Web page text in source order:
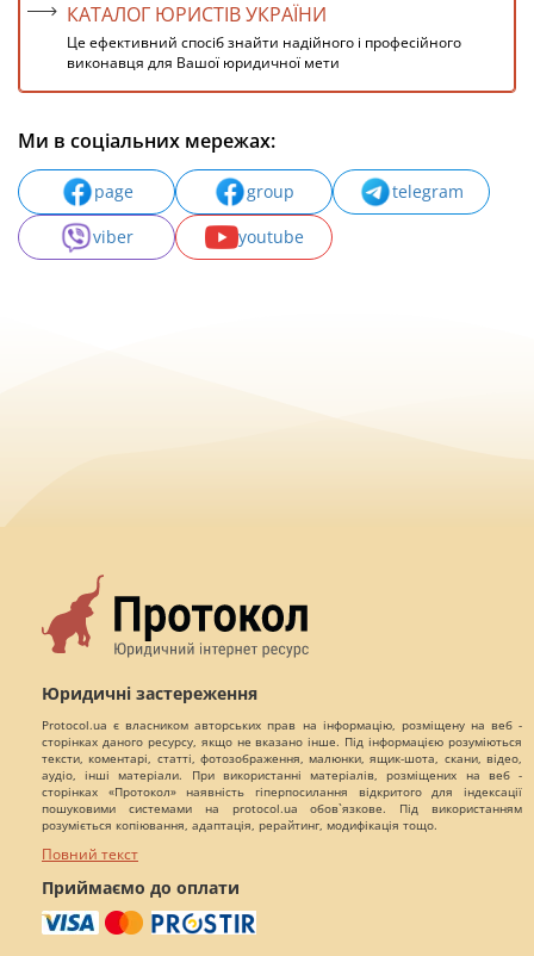
КАТАЛОГ ЮРИСТІВ УКРАЇНИ
Це ефективний спосіб знайти надійного і професійного
виконавця для Вашої юридичної мети
Ми в соціальних мережах:
page group
telegram
viber
youtube
Юридичні застереження
Protocol.ua є власником авторських прав на інформацію, розміщену на веб -
сторінках даного ресурсу, якщо не вказано інше. Під інформацією розуміються
тексти, коментарі, статті, фотозображення, малюнки, ящик-шота, скани, відео,
аудіо, інші матеріали. При використанні матеріалів, розміщених на веб -
сторінках «Протокол» наявність гіперпосилання відкритого для індексації
пошуковими системами на protocol.ua обов`язкове. Під використанням
розуміється копіювання, адаптація, рерайтинг, модифікація тощо.
Повний текст
Приймаємо до оплати